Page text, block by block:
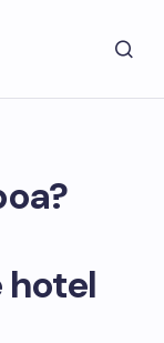
hotel